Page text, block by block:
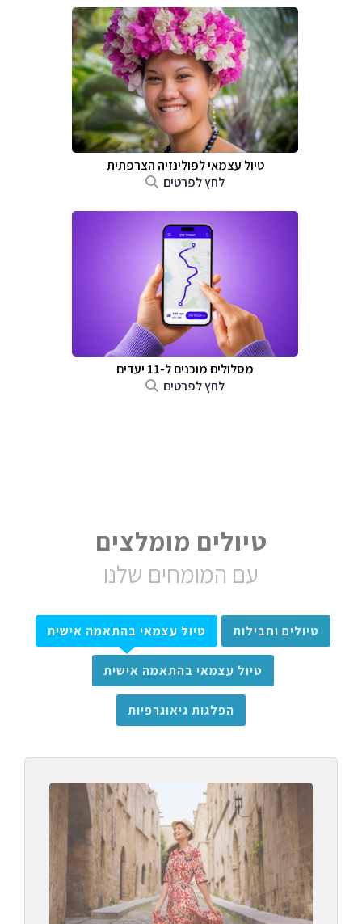
טיול עצמאי לפולינזיה הצרפתית
לחץ לפרטים
מסלולים מוכנים ל-11 יעדים
לחץ לפרטים
טיולים מומלצים
עם המומחים שלנו
טיולים וחבילות טיול עצמאי בהתאמה אישית
טיול עצמאי בהתאמה אישית
הפלגות גיאוגרפיות